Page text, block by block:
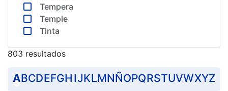
Tempera
Temple
Tinta
803 resultados
ABCDEFGH IJKLMNÑOPQRSTUVWXYZ